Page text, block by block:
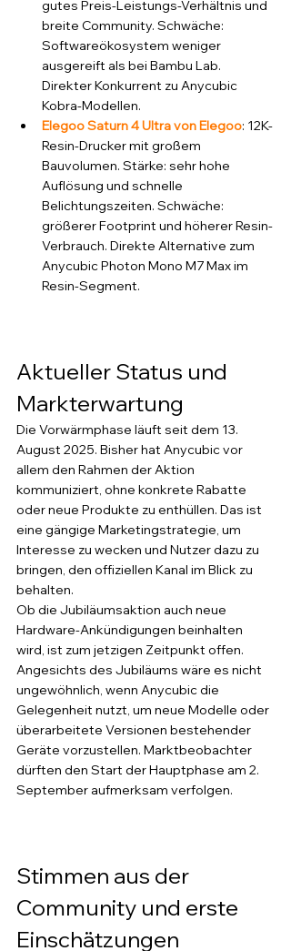
gutes Preis-Leistungs-Verhältnis und
breite Community. Schwäche:
Softwareökosystem weniger
ausgereift als bei Bambu Lab.
Direkter Konkurrent zu Anycubic
Kobra-Modellen.
Elegoo Saturn 4 Ultra von Elegoo: 12K-
Resin-Drucker mit großem
Bauvolumen. Stärke: sehr hohe
Auflösung und schnelle
Belichtungszeiten. Schwäche:
größerer Footprint und höherer Resin-
Verbrauch. Direkte Alternative zum
Anycubic Photon Mono M7 Max im
Resin-Segment.
Aktueller Status und
Markterwartung
Die Vorwärmphase läuft seit dem 13.
August 2025. Bisher hat Anycubic vor
allem den Rahmen der Aktion
kommuniziert, ohne konkrete Rabatte
oder neue Produkte zu enthüllen. Das ist
eine gängige Marketingstrategie, um
Interesse zu wecken und Nutzer dazu zu
bringen, den offiziellen Kanal im Blick zu
behalten.
Ob die Jubiläumsaktion auch neue
Hardware-Ankündigungen beinhalten
wird, ist zum jetzigen Zeitpunkt offen.
Angesichts des Jubiläums wäre es nicht
ungewöhnlich, wenn Anycubic die
Gelegenheit nutzt, um neue Modelle oder
überarbeitete Versionen bestehender
Geräte vorzustellen. Marktbeobachter
dürften den Start der Hauptphase am 2.
September aufmerksam verfolgen.
Stimmen aus der
Community und erste
Einschätzungen